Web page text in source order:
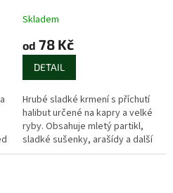
Skladem
od 78 Kč
DETAIL
Hrubé sladké krmení s příchutí
halibut určené na kapry a velké
ryby. Obsahuje mletý partikl,
sladké sušenky, arašídy a další
složky lákavé pro kapry.